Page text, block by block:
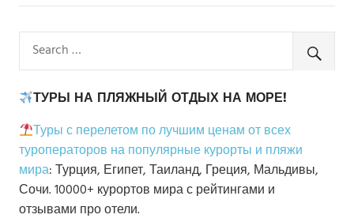
ТУРЫ НА ПЛЯЖНЫЙ ОТДЫХ НА МОРЕ!
Туры с перелетом по лучшим ценам от всех
туроператоров на популярные курорты и пляжи
мира: Турция, Египет, Таиланд, Греция, Мальдивы,
Сочи. 10000+ курортов мира с рейтингами и
отзывами про отели.